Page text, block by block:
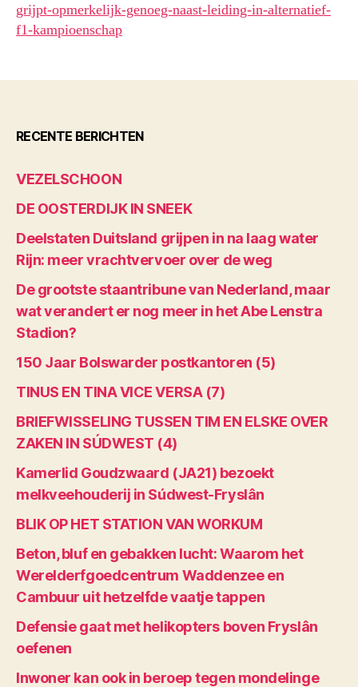
grijpt-opmerkelijk-genoeg-naast-leiding-in-alternatief-
f1-kampioenschap
RECENTE BERICHTEN
VEZELSCHOON
DE OOSTERDIJK IN SNEEK
Deelstaten Duitsland grijpen in na laag water
Rijn: meer vrachtvervoer over de weg
De grootste staantribune van Nederland, maar
wat verandert er nog meer in het Abe Lenstra
Stadion?
150 Jaar Bolswarder postkantoren (5)
TINUS EN TINA VICE VERSA (7)
BRIEFWISSELING TUSSEN TIM EN ELSKE OVER
ZAKEN IN SÚDWEST (4)
Kamerlid Goudzwaard (JA21) bezoekt
melkveehouderij in Súdwest-Fryslân
BLIK OP HET STATION VAN WORKUM
Beton, bluf en gebakken lucht: Waarom het
Werelderfgoedcentrum Waddenzee en
Cambuur uit hetzelfde vaatje tappen
Defensie gaat met helikopters boven Fryslân
oefenen
Inwoner kan ook in beroep tegen mondelinge